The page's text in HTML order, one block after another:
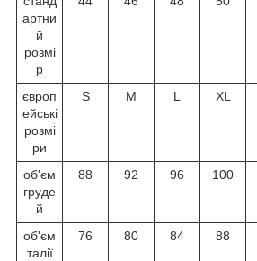
артни
й
розмі
р
європ
ейські
розмі
ри
S M L XL
об'єм
груде
й
88 92 96 100
об'єм
талії
76 80 84 88